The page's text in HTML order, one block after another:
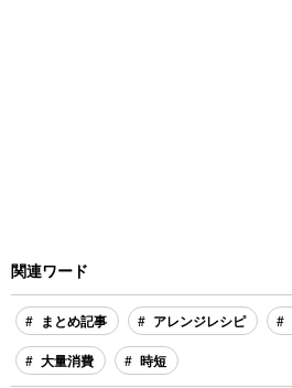
関連ワード
まとめ記事 アレンジレシピ
大量消費
時短